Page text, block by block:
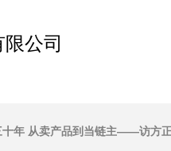
公司
十年 从卖产品到当链主——访方